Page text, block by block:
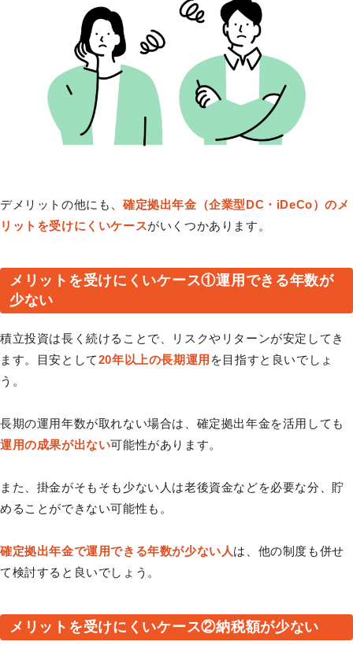
デメリットの他にも、確定拠出年金（企業型DC・iDeCo）のメ
リットを受けにくいケースがいくつかあります。
メリットを受けにくいケース①運用できる年数が
少ない
積立投資は長く続けることで、リスクやリターンが安定してき
ます。目安として20年以上の長期運用 を目指すと良いでしょ
う。
長期の運用年数が取れない場合は、確定拠出年金を活用しても
運用の成果が出ない可能性があります。
また、掛金がそもそも少ない人は老後資金などを必要な分、貯
めることができない可能性も。
確定拠出年金で運用できる年数が少ない人は、他の制度も併せ
て検討すると良いでしょう。
メリットを受けにくいケース②納税額が少ない